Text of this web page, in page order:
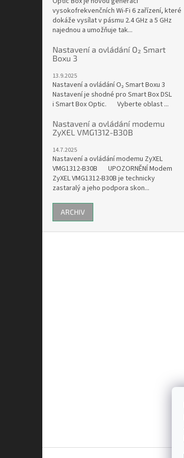
vysokofrekvenčních Wi-Fi 6 zařízení, které
dokáže vysílat v pásmu 2.4 GHz a 5 GHz
najednou a umožňuje tak...
Nastavení a ovládání O₂ Smart
Boxu 3
13.9.2025
Nastavení a ovládání O₂ Smart Boxu 3
Nastavení je shodné pro Smart Box DSL
i Smart Box Optic. Vyberte oblast ...
Nastavení a ovládání modemu
ZyXEL VMG1312-B30B
14.7.2025
Nastavení a ovládání modemu ZyXEL
VMG1312-B30B UPOZORNĚNÍ Modem
ZyXEL VMG1312-B30B je technicky
zastaralý a jeho podpora skon...
ARCHIV